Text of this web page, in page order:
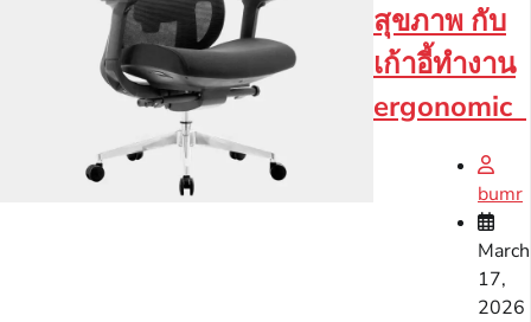
สุขภาพ กับ
เก้าอี้ทํางาน
ergonomic
bumr
March
17,
2026